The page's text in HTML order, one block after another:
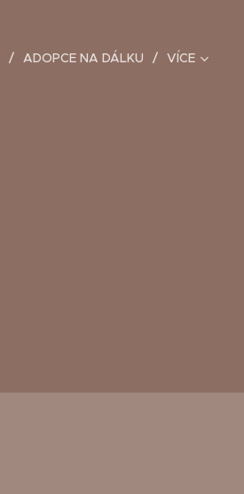
ADOPCE NA DÁLKU VÍCE